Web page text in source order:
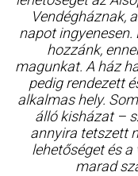
Vendégháznak,
napot
hozzánk,
magunkat. A ház
pedig rendezett
alkalmas hely.
álló kisházat –
annyira tetszett
lehetőséget és a
marad